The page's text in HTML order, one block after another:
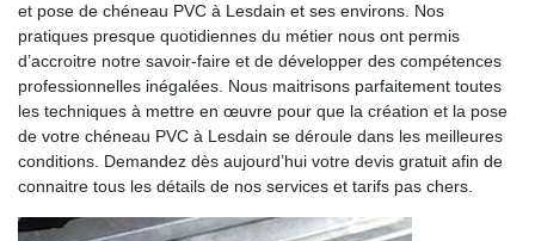
et pose de chéneau PVC à Lesdain et ses environs. Nos
pratiques presque quotidiennes du métier nous ont permis
d’accroitre notre savoir-faire et de développer des compétences
professionnelles inégalées. Nous maitrisons parfaitement toutes
les techniques à mettre en œuvre pour que la création et la pose
de votre chéneau PVC à Lesdain se déroule dans les meilleures
conditions. Demandez dès aujourd’hui votre devis gratuit afin de
connaitre tous les détails de nos services et tarifs pas chers.